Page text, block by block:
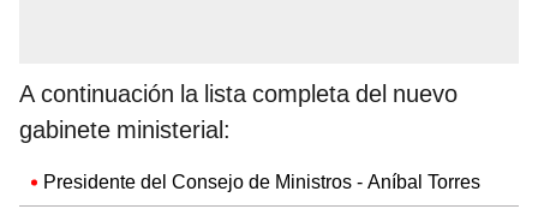
A continuación la lista completa del nuevo
gabinete ministerial:
Presidente del Consejo de Ministros - Aníbal Torres